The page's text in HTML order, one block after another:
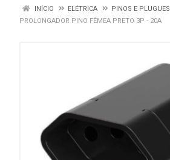
INÍCIO ELÉTRICA
PINOS E PLUGUES
PROLONGADOR PINO FÊMEA PRETO 3P - 20A